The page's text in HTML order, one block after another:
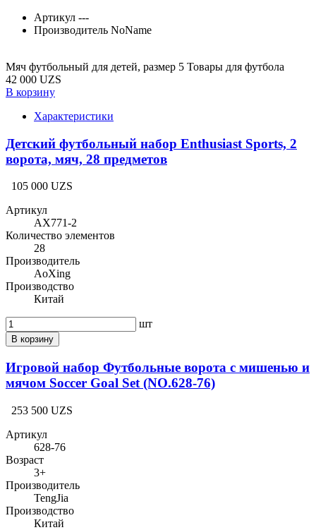
Артикул ---
Производитель NoName
Мяч футбольный для детей, размер 5 Товары для футбола
42 000 UZS
В корзину
Характеристики
Детский футбольный набор Enthusiast Sports, 2
ворота, мяч, 28 предметов
105 000 UZS
Артикул
AX771-2
Количество элементов
28
Производитель
AoXing
Производство
Китай
шт
В корзину
Игровой набор Футбольные ворота с мишенью и
мячом Soccer Goal Set (NO.628-76)
253 500 UZS
Артикул
628-76
Возраст
3+
Производитель
TengJia
Производство
Китай